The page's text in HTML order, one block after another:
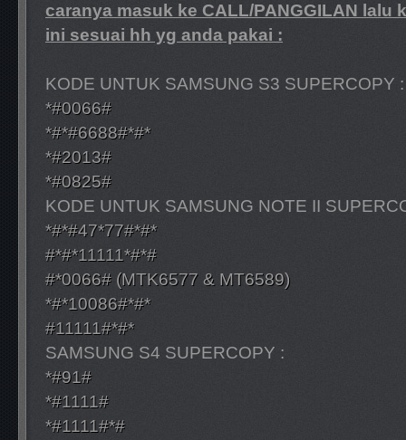
caranya masuk ke CALL/PANGGILAN lalu
ini sesuai hh yg anda pakai :
KODE UNTUK SAMSUNG S3 SUPERCOPY :
*#0066#
*#*#6688#*#*
*#2013#
*#0825#
KODE UNTUK SAMSUNG NOTE II
*#*#47*77#*#*
#*#*11111*#*#
#*0066# (MTK6577 & MT6589)
*#*10086#*#*
#11111#*#*
SAMSUNG S4 SUPERCOPY :
*#91#
*#1111#
*#1111#*#